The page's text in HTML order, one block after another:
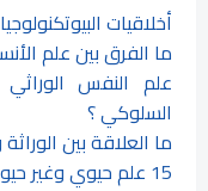
أخلاقيات
ما الفرق بين علم
علم النفس
السلوكي ؟
ما العلاقة بين
15 علم حيوي وغير حيوي يتقاطع مع علم الفراسة الحديث